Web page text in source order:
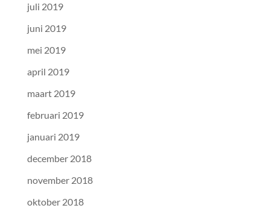
juli 2019
juni 2019
mei 2019
april 2019
maart 2019
februari 2019
januari 2019
december 2018
november 2018
oktober 2018